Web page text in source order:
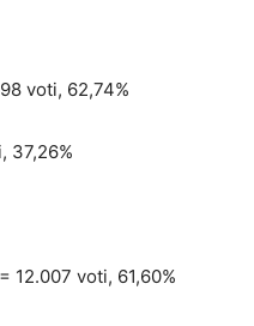
voti, 62,74%
37,26%
12.007 voti, 61,60%